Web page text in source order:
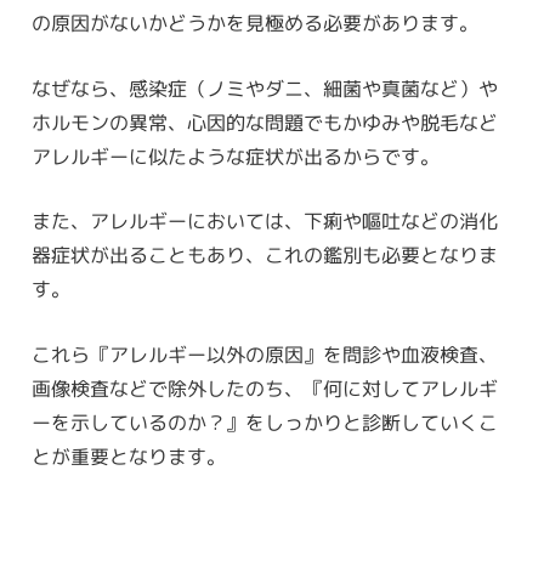
の原因がないかどうかを見極める必要があります。
なぜなら、感染症（ノミやダニ、細菌や真菌など）や
ホルモンの異常、心因的な問題でもかゆみや脱毛など
アレルギーに似たような症状が出るからです。
また、アレルギーにおいては、下痢や嘔吐などの消化
器症状が出ることもあり、これの鑑別も必要となりま
す。
これら『アレルギー以外の原因』を問診や血液検査、
画像検査などで除外したのち、『何に対してアレルギ
ーを示しているのか？』をしっかりと診断していくこ
とが重要となります。